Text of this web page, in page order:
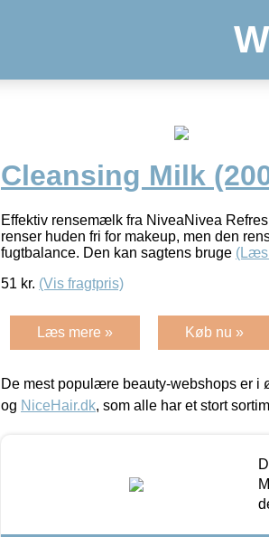
Cleansing Milk
Effektiv rensemælk fra NiveaNivea
renser huden fri for makeup, men den
fugtbalance. Den kan sagtens bruge (Læs
51 kr. (Vis fragtpris)
Læs mere » Køb nu »
De mest populære beauty-webshops er i
og NiceHair.dk, som alle har et stort